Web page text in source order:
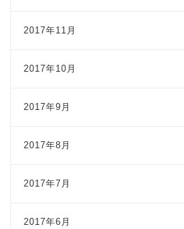
2017年11月
2017年10月
2017年9月
2017年8月
2017年7月
2017年6月